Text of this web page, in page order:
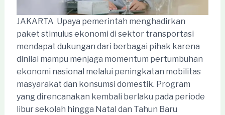
JAKARTA  Upaya pemerintah menghadirkan
paket stimulus ekonomi di sektor transportasi
mendapat dukungan dari berbagai pihak karena
dinilai mampu menjaga momentum pertumbuhan
ekonomi nasional melalui peningkatan mobilitas
masyarakat dan konsumsi domestik. Program
yang direncanakan kembali berlaku pada periode
libur sekolah hingga Natal dan Tahun Baru